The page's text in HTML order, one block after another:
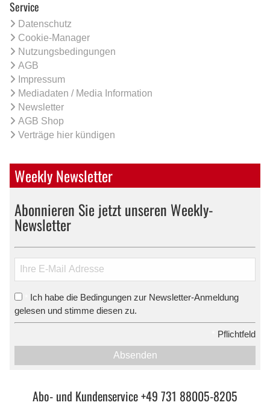
Service
Datenschutz
Cookie-Manager
Nutzungsbedingungen
AGB
Impressum
Mediadaten / Media Information
Newsletter
AGB Shop
Verträge hier kündigen
Weekly Newsletter
Abonnieren Sie jetzt unseren Weekly-
Newsletter
Ich habe die Bedingungen zur Newsletter-Anmeldung
gelesen und stimme diesen zu.
Pflichtfeld
Absenden
Abo- und Kundenservice +49 731 88005-8205